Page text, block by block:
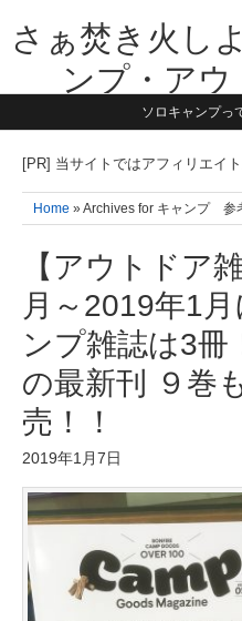
さぁ焚き火し
ンプ・アウ
【テーマは子供と一緒に本気で
す。同じ世代のお父さんに読んで
ソロキャンプっ
[PR] 当サイトではアフィリエイ
Home » Archives for キャンプ 参
【アウトドア
月～2019年1
ンプ雑誌は3冊
の最新刊 ９巻
売！！
2019年1月7日